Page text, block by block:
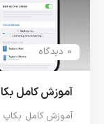
0 دیدگاه
آموزش کامل